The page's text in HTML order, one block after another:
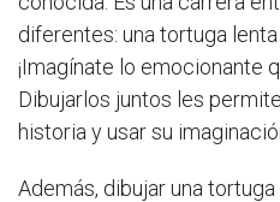
diferentes: una tortuga lenta
¡Imagínate lo emocionante
Dibujarlos juntos les
historia y usar su
Además, dibujar una